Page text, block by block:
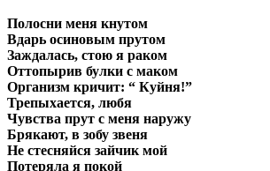
Полосни меня кнутом
Вдарь осиновым прутом
Заждалась, стою я раком
Оттопырив булки с маком
Организм кричит: “ Куйня!”
Трепыхается, любя
Чувства прут с меня наружу
Брякают, в зобу звеня
Не стесняйся зайчик мой
Потеряла я покой